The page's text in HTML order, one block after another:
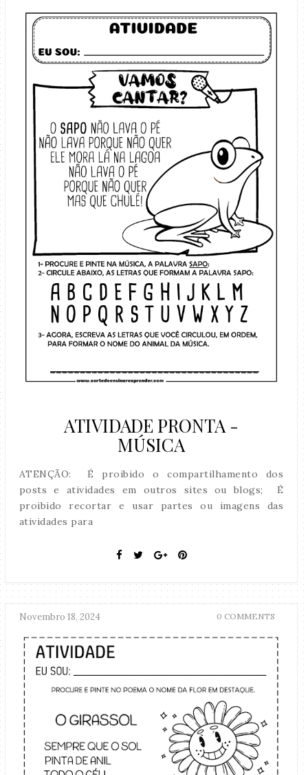
ATIVIDADE PRONTA -
MÚSICA
ATENÇÃO: É proibido o compartilhamento dos
posts e atividades em outros sites ou blogs; É
proibido recortar e usar partes ou imagens das
atividades para
Novembro 18, 2024 0 COMMENTS